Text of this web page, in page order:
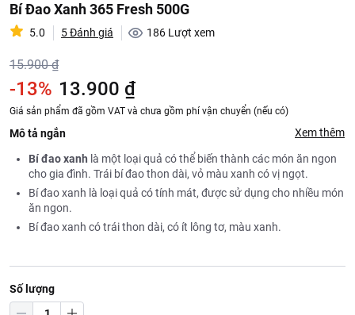
Bí Đao Xanh 365 Fresh 500G
5.0 5 Đánh giá 186 Lượt xem
15.900 ₫
-13% 13.900 ₫
Giá sản phẩm đã gồm VAT và chưa gồm phí vận chuyển (nếu có)
Mô tả ngắn Xem thêm
Bí đao xanh là một loại quả có thể biến thành các món ăn ngon
cho gia đình. Trái bí đao thon dài, vỏ màu xanh có vị ngọt.
Bí đao xanh là loại quả có tính mát, được sử dụng cho nhiều món
ăn ngon.
Bí đao xanh có trái thon dài, có ít lông tơ, màu xanh.
Số lượng